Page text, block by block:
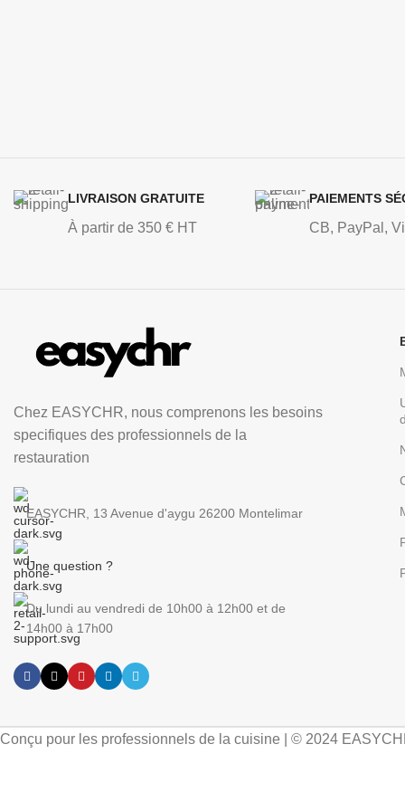
LIVRAISON GRATUITE
À partir de 350 € HT
PAIEMENTS
CB, PayPal,
Chez EASYCHR, nous comprenons les besoins
specifiques des professionnels de la
restauration
EASYCHR, 13 Avenue d'aygu 26200 Montelimar
Une question ?
Du lundi au vendredi de 10h00 à 12h00 et de
14h00 à 17h00
Conçu pour les professionnels de la cuisine | © 2024